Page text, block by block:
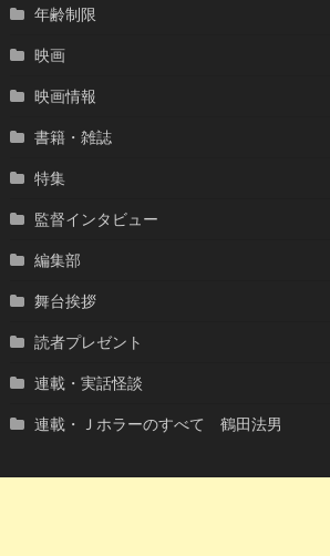
年齢制限
映画
映画情報
書籍・雑誌
特集
監督インタビュー
編集部
舞台挨拶
読者プレゼント
連載・実話怪談
連載・Ｊホラーのすべて 鶴田法男